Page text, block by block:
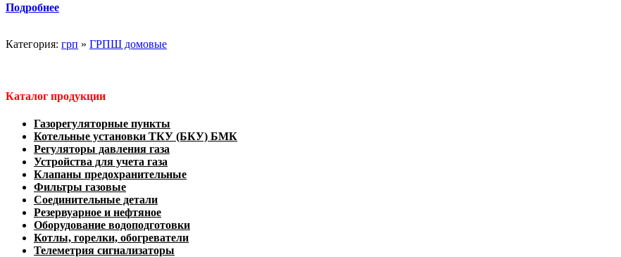
Подробнее
Категория: грп » ГРПШ домовые
Каталог продукции
Газорегуляторные пункты
Котельные установки ТКУ (БКУ) БМК
Регуляторы давления газа
Устройства для учета газа
Клапаны предохранительные
Фильтры газовые
Соединительные детали
Резервуарное и нефтяное
Оборудование водоподготовки
Котлы, горелки, обогреватели
Телеметрия сигнализаторы